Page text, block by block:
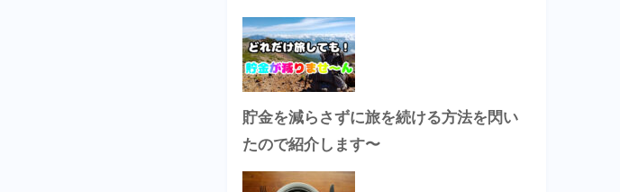
貯金を減らさずに旅を続ける方法を閃い
たので紹介します〜